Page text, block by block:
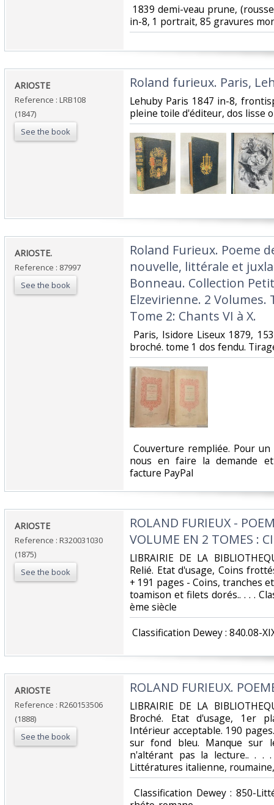
1839 demi-veau prune,
in-8, 1 portrait, 85 gravures
‎ARIOSTE‎
Reference : LRB108
(1847)
See the book
‎Roland furieux. Paris,
‎Lehuby Paris 1847 in-8,
pleine toile d'éditeur, dos lisse
‎ARIOSTE.‎
Reference : 87997
See the book
‎Roland Furieux. Poeme
nouvelle, littérale et
Bonneau. Collection
Elzevirienne. 2 Volumes.
Tome 2: Chants VI à X.‎
Paris, Isidore Liseux 1879,
broché. tome 1 dos fendu.
Couverture rempliée. Pour
nous en faire la demande
facture PayPal‎
‎ARIOSTE‎
Reference : R320031030
(1875)
See the book
‎ROLAND FURIEUX -
VOLUME EN 2 TOMES :
‎LIBRAIRIE DE LA
Relié. Etat d'usage, Coins
+ 191 pages - Coins, tranches
toamison et filets dorés.. . . .
ème siècle‎
Classification Dewey : 840.08-
‎ARIOSTE‎
Reference : R260153506
(1888)
See the book
‎ROLAND FURIEUX.
‎LIBRAIRIE DE LA
Broché. Etat d'usage, 1er
Intérieur acceptable. 190
sur fond bleu. Manque sur
n'altérant pas la lecture.. . .
Littératures italienne,
Classification Dewey : 850-